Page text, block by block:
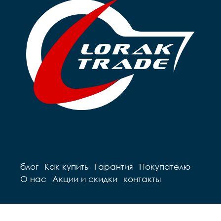
Грипсы		black
Седло		balance
Педали		-
Подседельный штырь
сталь
Вес		5 кг
Подседельный
сталь
Рулевая колонка
Седло 		Lorak BB
Педали 		-
блог Как купить Гарантия
Покупателю
О нас
Акции и скидки контакты